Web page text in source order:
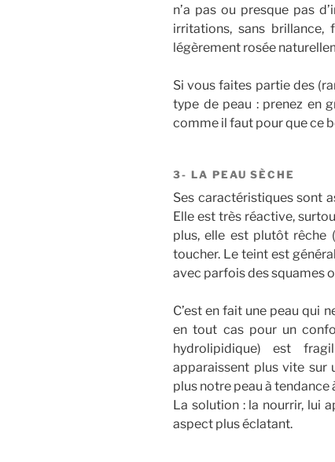
n’a pas ou presque pas
irritations, sans
légèrement rosée
Si vous faites partie des
type de peau : prenez en
comme il faut pour que ce
3- LA PEAU SÈCHE
Ses caractéristiques sont
Elle est très réactive,
plus, elle est plutôt rêche
toucher. Le teint est
avec parfois des squames
C’est en fait une peau qui
en tout cas pour un
hydrolipidique) est
apparaissent plus vite sur
plus notre peau à tendance
La solution : la nourrir, lui
aspect plus éclatant.